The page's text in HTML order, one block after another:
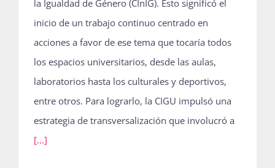
la Igualdad de Género (CInIG). Esto significó el
inicio de un trabajo continuo centrado en
acciones a favor de ese tema que tocaría todos
los espacios universitarios, desde las aulas,
laboratorios hasta los culturales y deportivos,
entre otros. Para lograrlo, la CIGU impulsó una
estrategia de transversalización que involucró a
[...]